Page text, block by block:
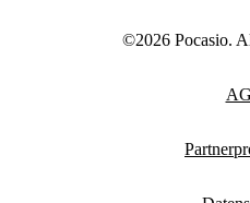
©2026 Pocasio.